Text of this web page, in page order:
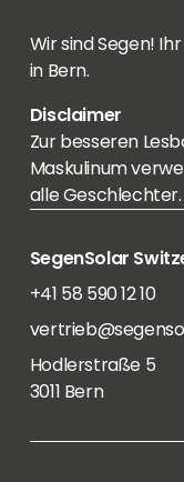
Wir sind Segen!
in Bern.
Disclaimer
Zur besseren
Maskulinum
alle Geschlechter.
SegenSolar
+41 58 590 12 10
Hodlerstraße 5
3011 Bern